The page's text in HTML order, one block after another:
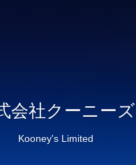
会社クーニーズ
Kooney's Limited